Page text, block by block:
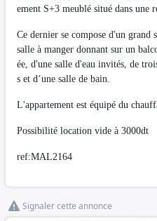
ement S+3 meublé situé dans une
Ce dernier se compose d'un grand
salle à manger donnant sur un
ée, d'une salle d'eau invités, de
s et d’une salle de bain.
L'appartement est équipé du
Possibilité location vide à 3000dt
ref:MAL2164
Signaler cette annonce